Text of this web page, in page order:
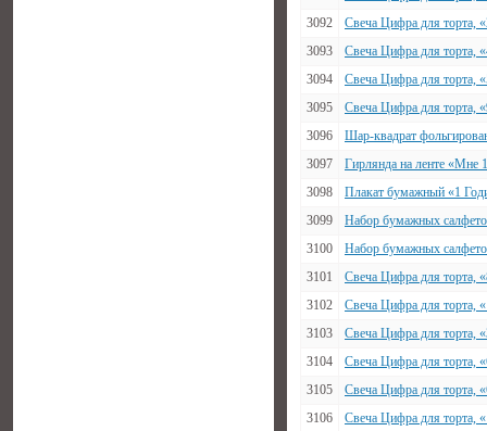
3092
Свеча Цифра для торта,
3093
Свеча Цифра для торта,
3094
Свеча Цифра для торта,
3095
Свеча Цифра для торта,
3096
Шар-квадрат
3097
Гирлянда на ленте «Мне
3098
Плакат бумажный «1
3099
Набор бумажных
3100
Набор бумажных
3101
Свеча Цифра для торта,
3102
Свеча Цифра для торта,
3103
Свеча Цифра для торта,
3104
Свеча Цифра для торта,
3105
Свеча Цифра для торта,
3106
Свеча Цифра для торта,